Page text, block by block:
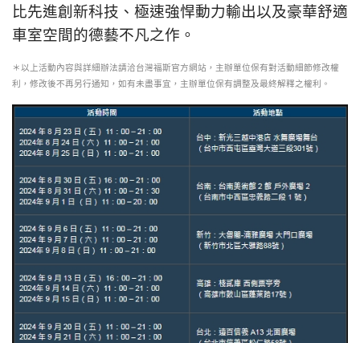
比先進創新科技、極速強悍動力輸出以及豪華舒適
車室空間的德藝不凡之作。
＊以上活動內容與詳細辦法請洽台灣福斯官方網站，主辦單位保有對活動細節修改權
利，修改後不再另行通知，如有未盡事宜，主辦單位保有調整及最終解釋之權利。